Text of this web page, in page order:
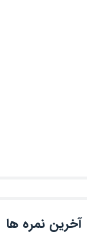
آخرین نمره ها